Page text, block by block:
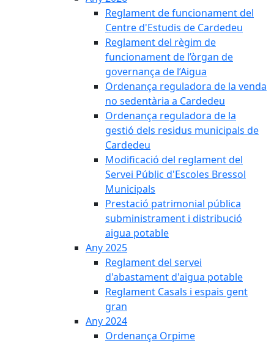
Reglament de funcionament del
Centre d'Estudis de Cardedeu
Reglament del règim de
funcionament de l’òrgan de
governança de l’Aigua
Ordenança reguladora de la venda
no sedentària a Cardedeu
Ordenança reguladora de la
gestió dels residus municipals de
Cardedeu
Modificació del reglament del
Servei Públic d'Escoles Bressol
Municipals
Prestació patrimonial pública
subministrament i distribució
aigua potable
Any 2025
Reglament del servei
d'abastament d'aigua potable
Reglament Casals i espais gent
gran
Any 2024
Ordenança Orpime